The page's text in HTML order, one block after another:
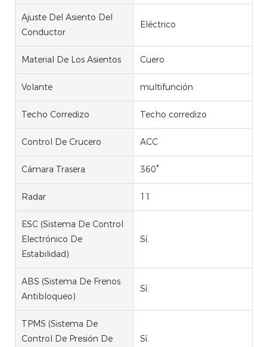
Ajuste Del Asiento Del
Conductor
Eléctrico
Material De Los Asientos Cuero
Volante multifunción
Techo Corredizo Techo corredizo
Control De Crucero ACC
Cámara Trasera 360°
Radar 11
ESC (Sistema De Control
Electrónico De
Estabilidad)
Sí.
ABS (Sistema De Frenos
Antibloqueo)
Sí.
TPMS (Sistema De
Control De Presión De
Sí.